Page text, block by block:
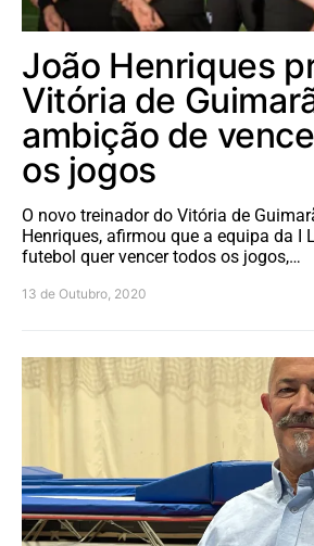
João Henriques
Vitória de
ambição de
os jogos
O novo treinador do Vitória de
Henriques, afirmou que a equipa da I
futebol quer vencer todos os jogos,…
13 de Outubro, 2020